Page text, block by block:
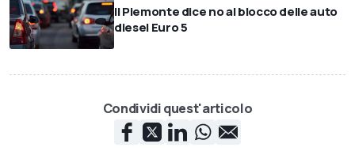
Il Piemonte dice no al blocco delle auto
diesel Euro 5
Condividi quest'articolo